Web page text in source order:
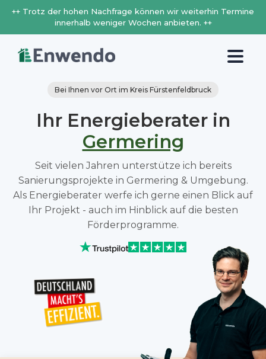
++ Trotz der hohen Nachfrage können wir weiterhin Termine
innerhalb weniger Wochen anbieten. ++
Bei Ihnen vor Ort im Kreis Fürstenfeldbruck
Ihr Energieberater in
Germering
Seit vielen Jahren unterstütze ich bereits
Sanierungsprojekte in Germering & Umgebung.
Als Energieberater werfe ich gerne einen Blick auf
Ihr Projekt - auch im Hinblick auf die besten
Förderprogramme.